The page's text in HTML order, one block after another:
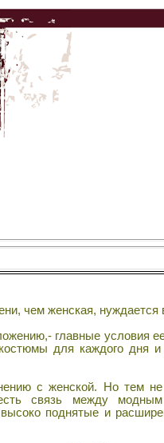
чем женская, нуждается
главные условия
для каждого дня
с женской. Но тем
связь между
поднятые и